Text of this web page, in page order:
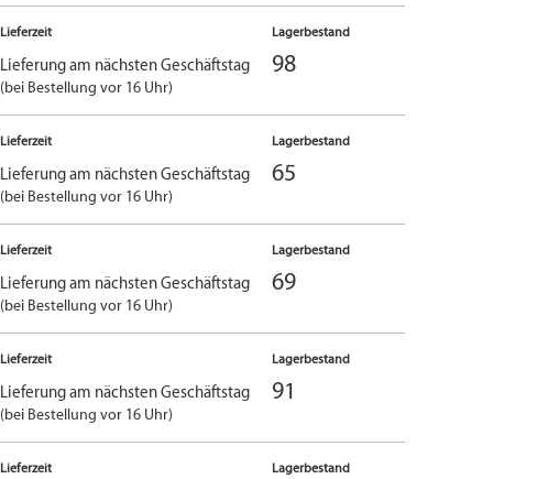
Lieferzeit
Lieferung am nächsten Geschäftstag
(bei Bestellung vor 16 Uhr)
Lagerbestand
98
Lieferzeit
Lieferung am nächsten Geschäftstag
(bei Bestellung vor 16 Uhr)
Lagerbestand
65
Lieferzeit
Lieferung am nächsten Geschäftstag
(bei Bestellung vor 16 Uhr)
Lagerbestand
69
Lieferzeit
Lieferung am nächsten Geschäftstag
(bei Bestellung vor 16 Uhr)
Lagerbestand
91
Lieferzeit Lagerbestand